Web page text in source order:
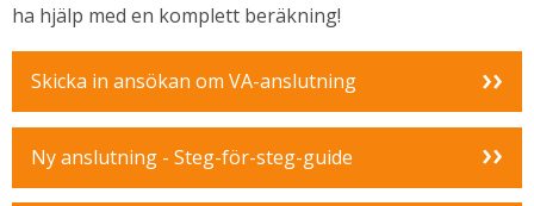
ha hjälp med en komplett beräkning!
Skicka in ansökan om VA-anslutning
Ny anslutning - Steg-för-steg-guide